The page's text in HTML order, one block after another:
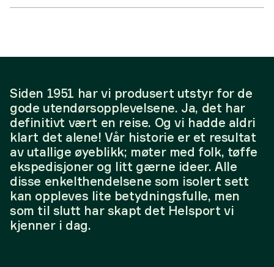
Siden 1951 har vi produsert utstyr for de
gode utendørsopplevelsene. Ja, det har
definitivt vært en reise. Og vi hadde aldri
klart det alene! Vår historie er et resultat
av utallige øyeblikk; møter med folk, tøffe
ekspedisjoner og litt gærne ideer. Alle
disse enkelthendelsene som isolert sett
kan oppleves lite betydningsfulle, men
som til slutt har skapt det Helsport vi
kjenner i dag.